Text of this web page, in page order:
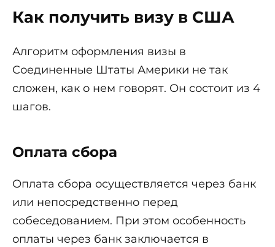
Как получить визу в США
Алгоритм оформления визы в
Соединенные Штаты Америки не так
сложен, как о нем говорят. Он состоит из 4
шагов.
Оплата сбора
Оплата сбора осуществляется через банк
или непосредственно перед
собеседованием. При этом особенность
оплаты через банк заключается в